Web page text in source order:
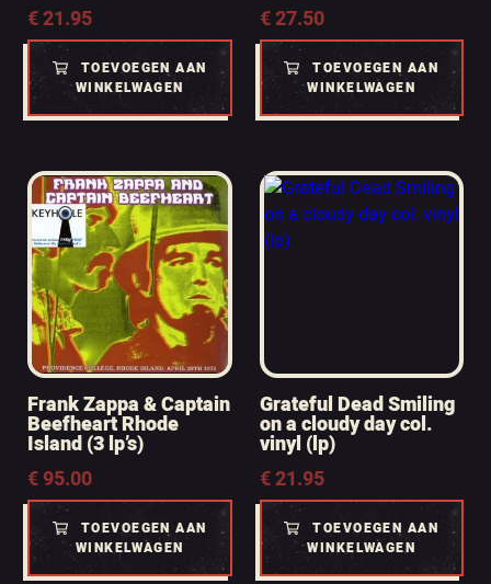
€21.95
TOEVOEGEN AAN
WINKELWAGEN
€27.50
TOEVOEGEN AAN
WINKELWAGEN
Frank Zappa & Captain
Beefheart Rhode
Island (3 lp’s)
€95.00
TOEVOEGEN AAN
WINKELWAGEN
Grateful Dead Smiling
on a cloudy day col.
vinyl (lp)
€21.95
TOEVOEGEN AAN
WINKELWAGEN